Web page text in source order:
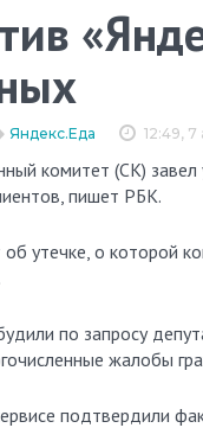
12:49, 7
Яндекс.Еда
пишет РБК.
об утечке, о которой
по запросу
жалобы
подтвердили